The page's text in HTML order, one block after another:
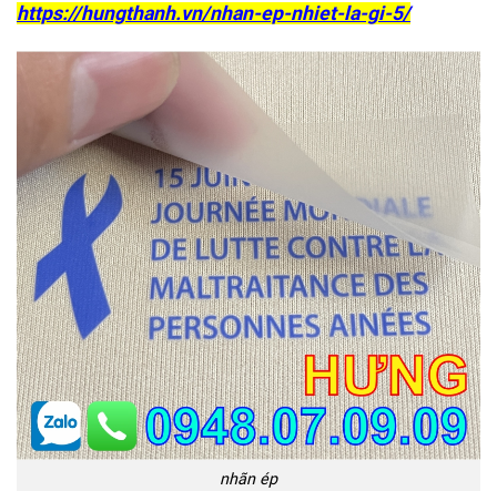
https://hungthanh.vn/nhan-ep-nhiet-la-gi-5/
nhãn ép